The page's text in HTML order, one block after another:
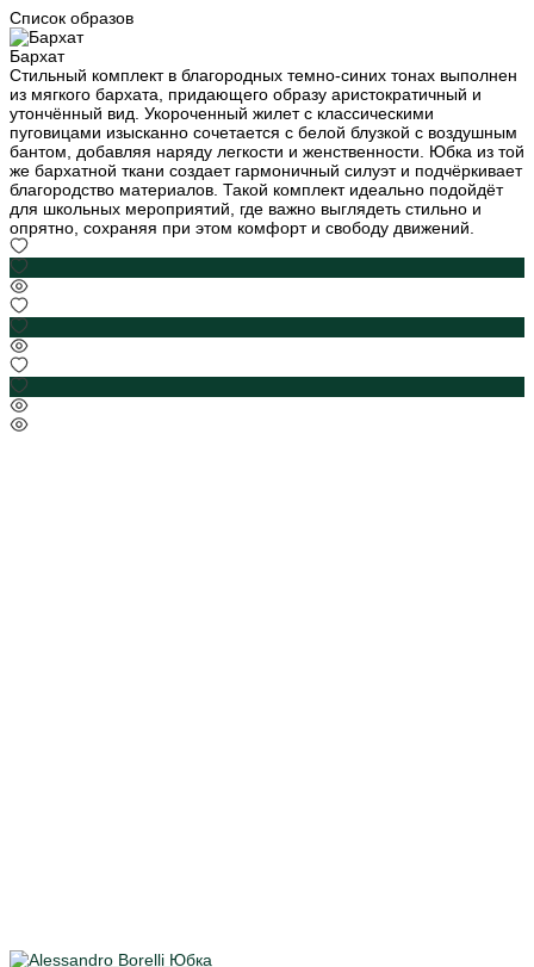
Список образов
Бархат
Стильный комплект в благородных темно-синих тонах выполнен
из мягкого бархата, придающего образу аристократичный и
утончённый вид. Укороченный жилет с классическими
пуговицами изысканно сочетается с белой блузкой с воздушным
бантом, добавляя наряду легкости и женственности. Юбка из той
же бархатной ткани создает гармоничный силуэт и подчёркивает
благородство материалов. Такой комплект идеально подойдёт
для школьных мероприятий, где важно выглядеть стильно и
опрятно, сохраняя при этом комфорт и свободу движений.